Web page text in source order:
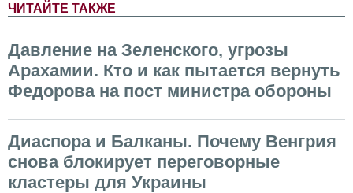
ЧИТАЙТЕ ТАКЖЕ
Давление на Зеленского, угрозы
Арахамии. Кто и как пытается вернуть
Федорова на пост министра обороны
Диаспора и Балканы. Почему Венгрия
снова блокирует переговорные
кластеры для Украины